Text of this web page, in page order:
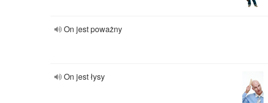
On jest poważny
On jest łysy